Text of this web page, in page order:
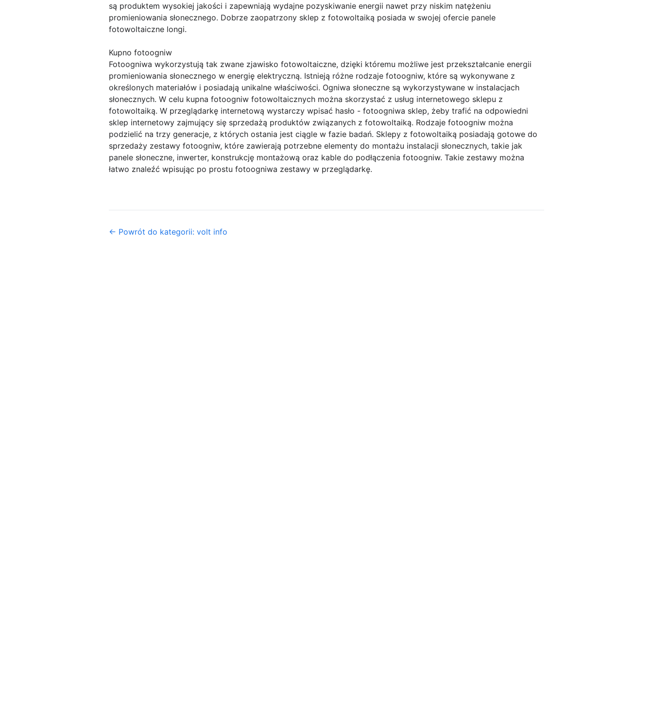
są produktem wysokiej jakości i zapewniają wydajne pozyskiwanie energii nawet przy niskim natężeniu
promieniowania słonecznego. Dobrze zaopatrzony sklep z fotowoltaiką posiada w swojej ofercie panele
fotowoltaiczne longi.
Kupno fotoogniw
Fotoogniwa wykorzystują tak zwane zjawisko fotowoltaiczne, dzięki któremu możliwe jest przekształcanie energii
promieniowania słonecznego w energię elektryczną. Istnieją różne rodzaje fotoogniw, które są wykonywane z
określonych materiałów i posiadają unikalne właściwości. Ogniwa słoneczne są wykorzystywane w instalacjach
słonecznych. W celu kupna fotoogniw fotowoltaicznych można skorzystać z usług internetowego sklepu z
fotowoltaiką. W przeglądarkę internetową wystarczy wpisać hasło - fotoogniwa sklep, żeby trafić na odpowiedni
sklep internetowy zajmujący się sprzedażą produktów związanych z fotowoltaiką. Rodzaje fotoogniw można
podzielić na trzy generacje, z których ostania jest ciągle w fazie badań. Sklepy z fotowoltaiką posiadają gotowe do
sprzedaży zestawy fotoogniw, które zawierają potrzebne elementy do montażu instalacji słonecznych, takie jak
panele słoneczne, inwerter, konstrukcję montażową oraz kable do podłączenia fotoogniw. Takie zestawy można
łatwo znaleźć wpisując po prostu fotoogniwa zestawy w przeglądarkę.
← Powrót do kategorii: volt info